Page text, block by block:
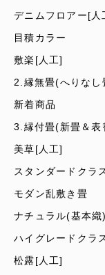
デニムフロアー[人
目積カラー
敷楽[人工]
2.縁無畳(へりなし
新着商品
3.縁付畳(新畳＆表
美草[人工]
スタンダードクラ
モダン乱敷き畳
ナチュラル(基本織)
ハイグレードクラ
松露[人工]